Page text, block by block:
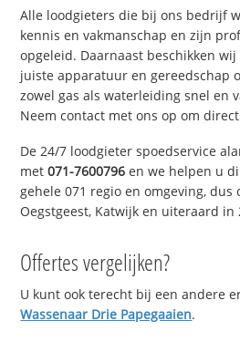
Alle loodgieters die bij ons bedrijf
kennis en vakmanschap en zijn
opgeleid. Daarnaast beschikken
juiste apparatuur en gereedschap
zowel gas als waterleiding snel en
Neem contact met ons op om
De 24/7 loodgieter spoedservice
met071-7600796 en we helpen u
gehele 071 regio en omgeving, dus
Oegstgeest, Katwijk en uiteraard in
Offertes vergelijken?
U kunt ook terecht bij een andere
Wassenaar Drie Papegaaien.